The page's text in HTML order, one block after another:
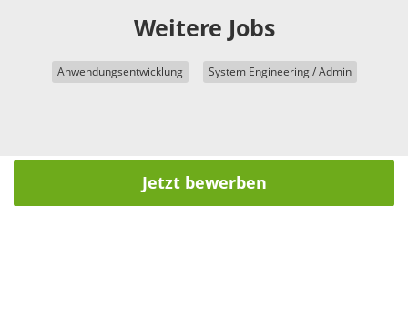
Weitere Jobs
Anwendungsentwicklung System Engineering / Admin
Jetzt bewerben